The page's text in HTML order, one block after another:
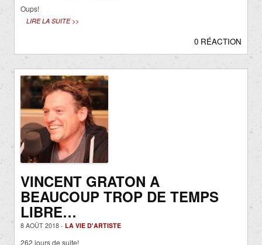
Oups!
LIRE LA SUITE >>
0 RÉACTION
VINCENT GRATON A
BEAUCOUP TROP DE TEMPS
LIBRE…
8 AOÛT 2018 - LA VIE D'ARTISTE
262 jours de suite!